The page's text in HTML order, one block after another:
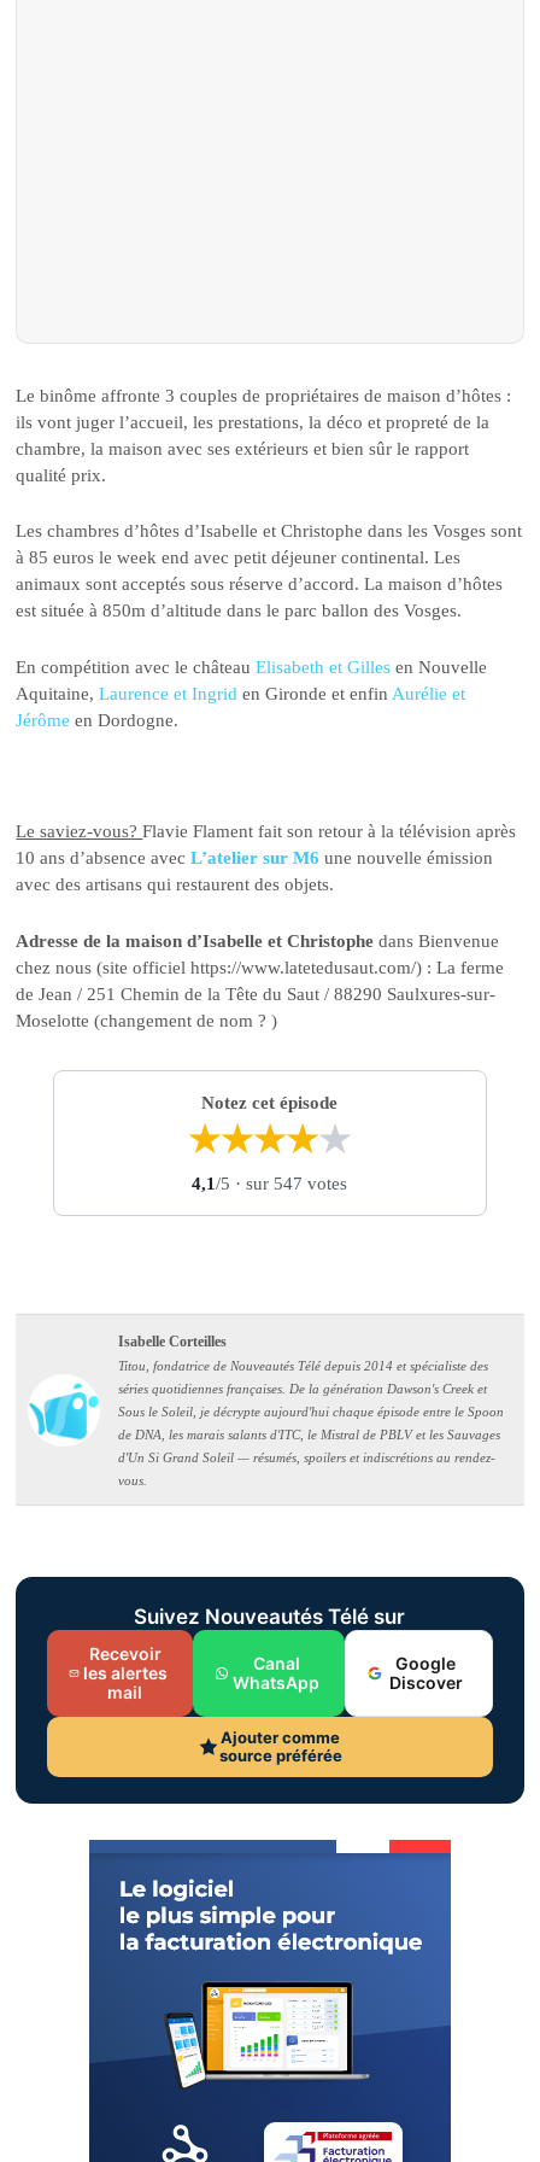
Le binôme affronte 3 couples de propriétaires de maison d’hôtes :
ils vont juger l’accueil, les prestations, la déco et propreté de la
chambre, la maison avec ses extérieurs et bien sûr le rapport
qualité prix.
Les chambres d’hôtes d’Isabelle et Christophe dans les Vosges sont
à 85 euros le week end avec petit déjeuner continental. Les
animaux sont acceptés sous réserve d’accord. La maison d’hôtes
est située à 850m d’altitude dans le parc ballon des Vosges.
En compétition avec le châteauElisabeth et Gilles en Nouvelle
Aquitaine,Laurence et Ingriden Gironde et enfin Aurélie et
Jérôme en Dordogne.
Le saviez-vous?Flavie Flament fait son retour à la télévision après
10 ans d’absence avecL’atelier sur M6 une nouvelle émission
avec des artisans qui restaurent des objets.
Adresse de la maison d’Isabelle et Christophedans Bienvenue
chez nous (site officiel https://www.latetedusaut.com/) : La ferme
de Jean / 251 Chemin de la Tête du Saut / 88290 Saulxures-sur-
Moselotte (changement de nom ? )
Notez cet épisode
★★★★★
4,1/5 · sur 547 votes
Isabelle Corteilles
Titou, fondatrice de Nouveautés Télé depuis 2014 et spécialiste des
séries quotidiennes françaises. De la génération Dawson's Creek et
Sous le Soleil, je décrypte aujourd'hui chaque épisode entre le Spoon
de DNA, les marais salants d'ITC, le Mistral de PBLV et les Sauvages
d'Un Si Grand Soleil — résumés, spoilers et indiscrétions au rendez-
vous.
Suivez Nouveautés Télé sur
Recevoir
les alertes
mail
Canal
WhatsApp
Google
Discover
Ajouter comme
source préférée